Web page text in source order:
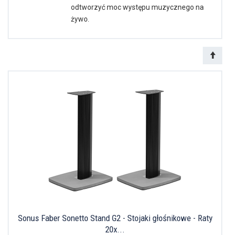
odtworzyć moc występu muzycznego na
żywo.
Sonus Faber Sonetto Stand G2 - Stojaki głośnikowe - Raty
20x...